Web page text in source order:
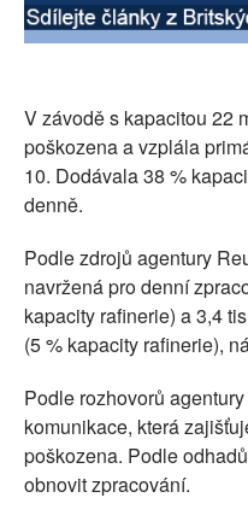
V závodě s kapacitou 22
poškozena a vzplála
10. Dodávala 38 %
denně.
Podle zdrojů agentury
navržená pro denní
kapacity rafinerie) a 3,4
(5 % kapacity rafinerie),
Podle rozhovorů
komunikace, která
poškozena. Podle
obnovit zpracování.